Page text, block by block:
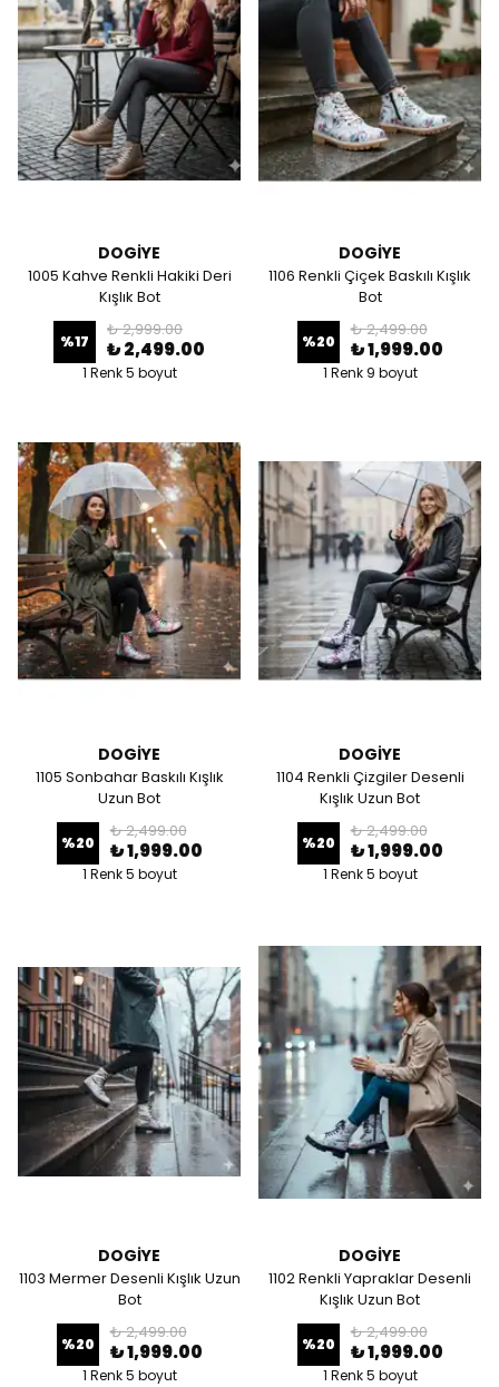
DOGİYE
1005 Kahve Renkli Hakiki Deri
Kışlık Bot
%17
₺ 2,999.00
₺ 2,499.00
1 Renk 5 boyut
DOGİYE
1106 Renkli Çiçek Baskılı Kışlık
Bot
%20
₺ 2,499.00
₺ 1,999.00
1 Renk 9 boyut
DOGİYE
1105 Sonbahar Baskılı Kışlık
Uzun Bot
%20
₺ 2,499.00
₺ 1,999.00
1 Renk 5 boyut
DOGİYE
1104 Renkli Çizgiler Desenli
Kışlık Uzun Bot
%20
₺ 2,499.00
₺ 1,999.00
1 Renk 5 boyut
DOGİYE
1103 Mermer Desenli Kışlık Uzun
Bot
%20
₺ 2,499.00
₺ 1,999.00
1 Renk 5 boyut
DOGİYE
1102 Renkli Yapraklar Desenli
Kışlık Uzun Bot
%20
₺ 2,499.00
₺ 1,999.00
1 Renk 5 boyut